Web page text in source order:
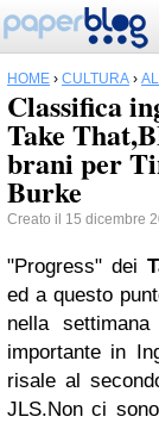
HOME › CULTURA ›
Classifica
Take
brani per
Burke
Creato il 15 dicembre
"Progress" dei
ed a questo
nella
importante in
risale al
JLS.Non ci